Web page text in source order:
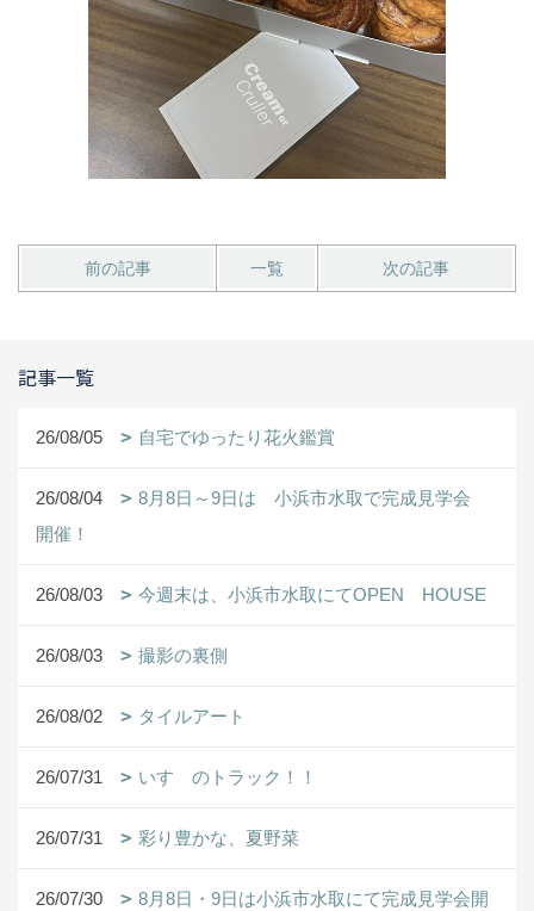
前の記事 一覧 次の記事
記事一覧
26/08/05 自宅でゆったり花火鑑賞
26/08/04
8月8日～9日は 小浜市水取で完成見学会
開催！
26/08/03 今週末は、小浜市水取にてOPEN HOUSE
26/08/03 撮影の裏側
26/08/02 タイルアート
26/07/31 いすゞのトラック！！
26/07/31 彩り豊かな、夏野菜
26/07/30
8月8日・9日は小浜市水取にて完成見学会開